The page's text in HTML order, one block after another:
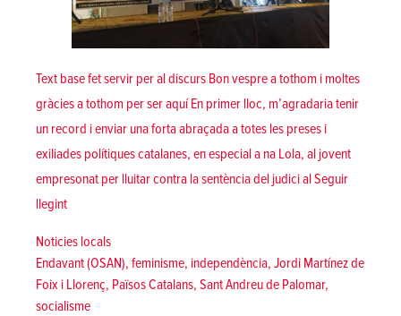
Text base fet servir per al discurs Bon vespre a tothom i moltes
gràcies a tothom per ser aquí En primer lloc, m’agradaria tenir
un record i enviar una forta abraçada a totes les preses i
exiliades polítiques catalanes, en especial a na Lola, al jovent
empresonat per lluitar contra la sentència del judici alSeguir
llegint«Intervenció d’Endavant (OSAN) a l’homenatge 2019 a Jordi
Posted in
Noticies locals
Tags:
Endavant (OSAN), feminisme, independència, Jordi Martínez de
Foix i Llorenç, Països Catalans, Sant Andreu de Palomar,
socialisme